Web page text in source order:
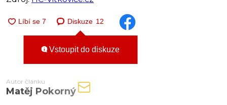
Diskuze 12
Vstoupit do diskuze
Autor článku
Matěj Pokorný